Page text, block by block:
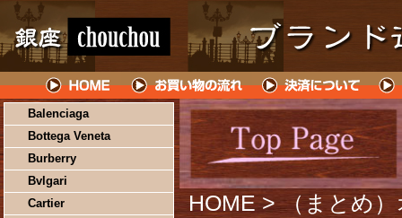
Balenciaga
Bottega Veneta
Burberry
Bvlgari
Cartier
HOME > （まとめ